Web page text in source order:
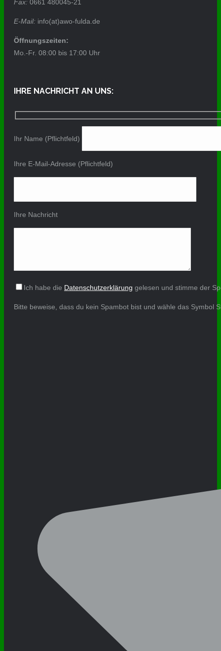
Fax: 0661 480045-21
E-Mail: info(at)awo-fulda.de
Öffnungszeiten:
Mo.-Fr. 08:00 bis 17:00 Uhr
IHRE NACHRICHT AN UNS:
Ihr Name (Pflichtfeld)
Ihre E-Mail-Adresse (Pflichtfeld)
Ihre Nachricht
Ich habe die Datenschutzerklärung gelesen und stimme der
Bitte beweise, dass du kein Spambot bist und wähle das Symbol